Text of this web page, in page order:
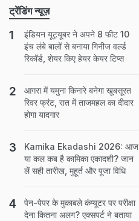
ट्रेंडिंग न्यूज़
इंडियन यूट्यूबर ने अपने 8 फीट 10
इंच लंबे बालों से बनाया गिनीज वर्ल्ड
रिकॉर्ड, शेयर किए हेयर केयर टिप्स
आगरा में यमुना किनारे बनेगा खूबसूरत
रिवर फ्रंट, रात में ताजमहल का दीदार
होगा यादगार
Kamika Ekadashi 2026: आज
या कल कब है कामिका एकादशी? जान
लें सही तारीख, मुहूर्त और पूजा विधि
पेन-पेपर के मुकाबले कंप्यूटर पर परीक्षा
देना कितना अलग? एक्सपर्ट ने बताया